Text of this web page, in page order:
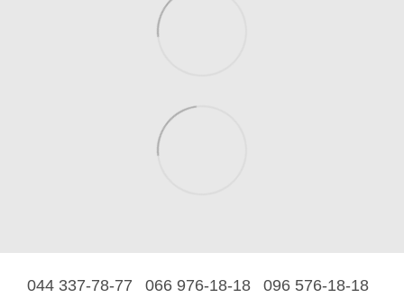
044 337-78-77 066 976-18-18
096 576-18-18